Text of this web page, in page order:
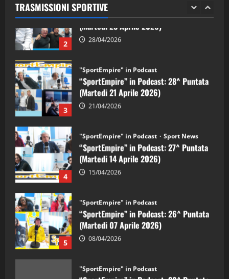
TRASMISSIONI SPORTIVE
2 28/04/2026
3
"SportEmpire" in Podcast
21/04/2026
4
"SportEmpire" in Podcast
15/04/2026
5
"SportEmpire" in Podcast
08/04/2026
"SportEmpire" in Podcast
08/05/2026